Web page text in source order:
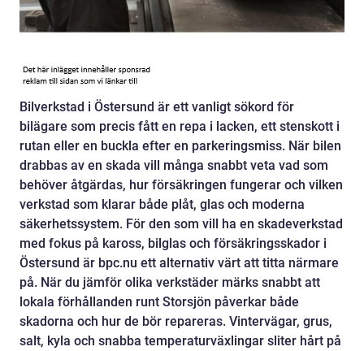
Bilverkstad i Östersund är ett vanligt sökord för
bilägare som precis fått en repa i lacken, ett stenskott i
rutan eller en buckla efter en parkeringsmiss. När bilen
drabbas av en skada vill många snabbt veta vad som
behöver åtgärdas, hur försäkringen fungerar och vilken
verkstad som klarar både plåt, glas och moderna
säkerhetssystem. För den som vill ha en skadeverkstad
med fokus på kaross, bilglas och försäkringsskador i
Östersund är bpc.nu ett alternativ värt att titta närmare
på. När du jämför olika verkstäder märks snabbt att
lokala förhållanden runt Storsjön påverkar både
skadorna och hur de bör repareras. Vintervägar, grus,
salt, kyla och snabba temperaturväxlingar sliter hårt på